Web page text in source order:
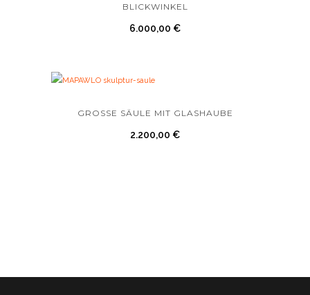
BLICKWINKEL
6.000,00 €
GROSSE SÄULE MIT GLASHAUBE
2.200,00 €